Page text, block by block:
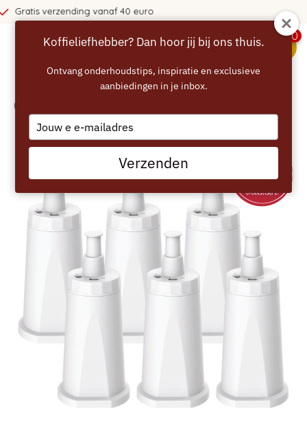
365 dagen bedenktijd!
0
Home
Koffieliefhebber? Dan hoor jij bij ons thuis.
Ontvang onderhoudstips, inspiratie en exclusieve
aanbiedingen in je inbox.
Type
your
email
Verzenden